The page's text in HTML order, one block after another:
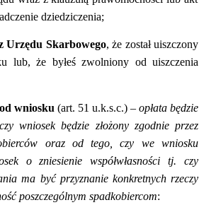
dziedziczenia;
Urzędu Skarbowego, że został uiszczony
lub, że byłeś zwolniony od uiszczenia
wniosku (art. 51 u.k.s.c.) – opłata będzie
wniosek będzie złożony zgodnie przez
oraz od tego, czy we wniosku
o zniesienie współwłasności tj. czy
ma być przyznanie konkretnych rzeczy
poszczególnym spadkobiercom: